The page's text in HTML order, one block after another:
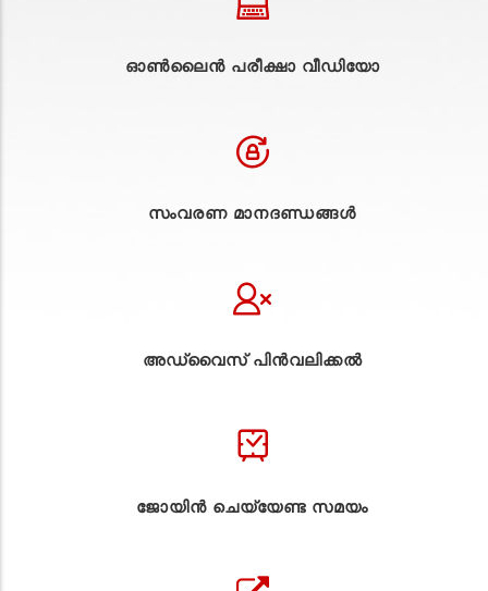
ഓൺലൈൻ പരീക്ഷാ വീഡിയോ
സംവരണ മാനദണ്ഡങ്ങൾ
അഡ്വൈസ് പിൻവലിക്കൽ
ജോയിൻ ചെയ്യേണ്ട സമയം